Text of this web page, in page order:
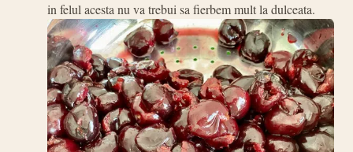
in felul acesta nu va trebui sa fierbem mult la dulceata.